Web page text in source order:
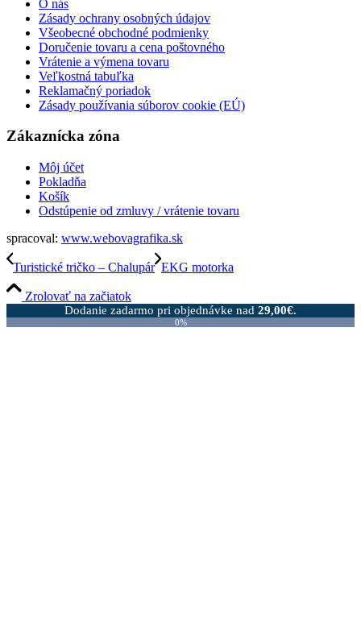
O nás
Zásady ochrany osobných údajov
Všeobecné obchodné podmienky
Doručenie tovaru a cena poštovného
Vrátenie a výmena tovaru
Veľkostná tabuľka
Reklamačný poriadok
Zásady používania súborov cookie (EÚ)
Zákaznícka zóna
Môj účet
Pokladňa
Košík
Odstúpenie od zmluvy / vrátenie tovaru
spracoval: www.webovagrafika.sk
Turistické tričko – Chalupár EKG motorka
Zrolovať na začiatok
Dodanie zadarmo pri objednávke nad 29,00€.
0%